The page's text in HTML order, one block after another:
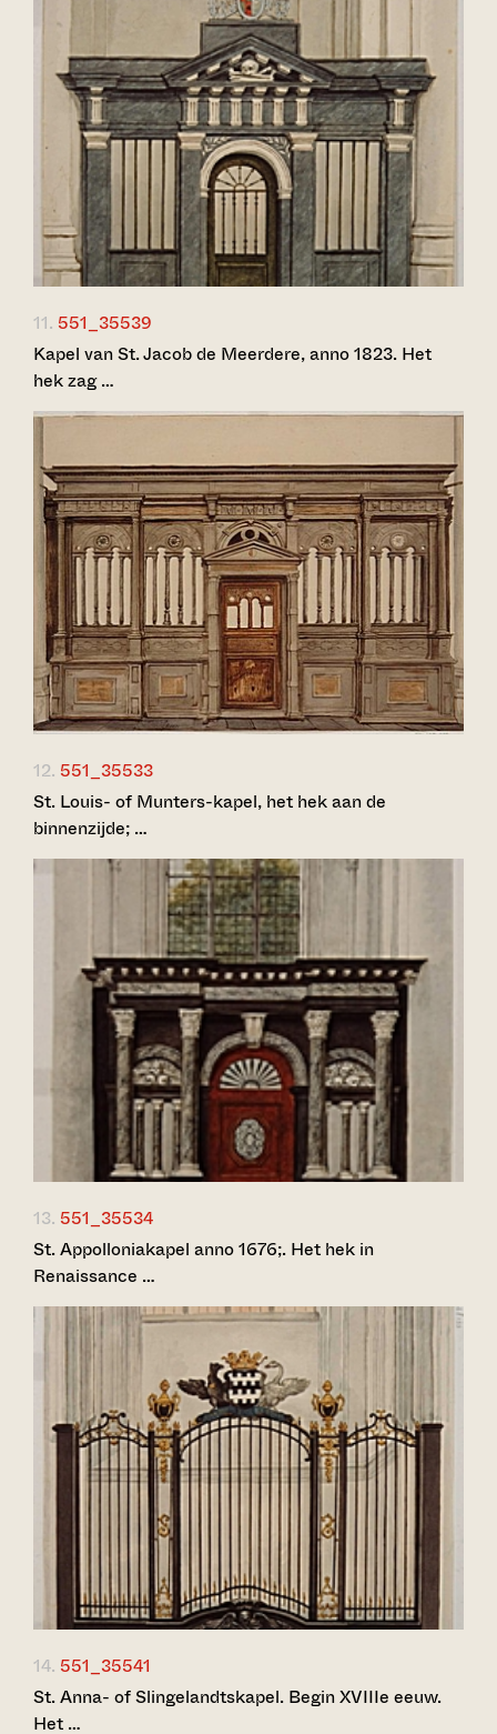
11. 551_35539
Kapel van St. Jacob de Meerdere, anno 1823. Het
hek zag …
12. 551_35533
St. Louis- of Munters-kapel, het hek aan de
binnenzijde; …
13. 551_35534
St. Appolloniakapel anno 1676;. Het hek in
Renaissance …
14. 551_35541
St. Anna- of Slingelandtskapel. Begin XVIIIe eeuw.
Het …